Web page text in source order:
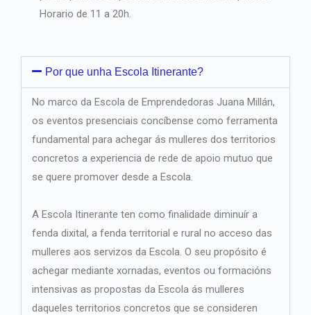
Horario de 11 a 20h.
Por que unha Escola Itinerante?
No marco da Escola de Emprendedoras Juana Millán,
os eventos presenciais concíbense como ferramenta
fundamental para achegar ás mulleres dos territorios
concretos a experiencia de rede de apoio mutuo que
se quere promover desde a Escola.
A Escola Itinerante ten como finalidade diminuír a
fenda dixital, a fenda territorial e rural no acceso das
mulleres aos servizos da Escola. O seu propósito é
achegar mediante xornadas, eventos ou formacións
intensivas as propostas da Escola ás mulleres
daqueles territorios concretos que se consideren